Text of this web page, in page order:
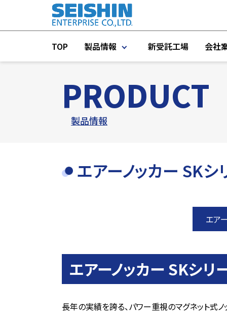
TOP 製品情報
製品一覧
プラント機器
タンク・IBC容器・コンテナ
受託加工
食品受託加工
新受託工場 会社
PRODUCT
製品情報
エアーノッカー SKシ
エア
エアーノッカー SKシリ
長年の実績を誇る、パワー重視のマグネット式ノ